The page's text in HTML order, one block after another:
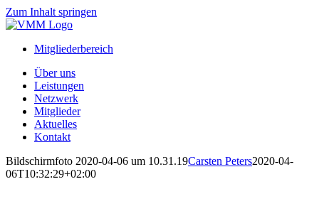
Zum Inhalt springen
Mitgliederbereich
Über uns
Leistungen
Netzwerk
Mitglieder
Aktuelles
Kontakt
Bildschirmfoto 2020-04-06 um 10.31.19Carsten Peters2020-04-
06T10:32:29+02:00